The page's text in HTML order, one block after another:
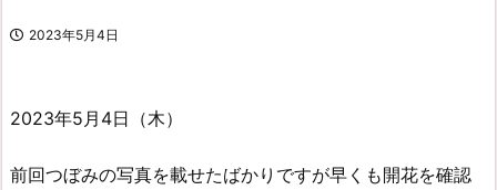
2023年5月4日
2023年5月4日（木）
前回つぼみの写真を載せたばかりですが早くも開花を確認